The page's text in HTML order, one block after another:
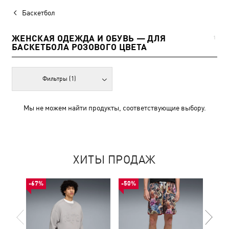
Баскетбол
ЖЕНСКАЯ ОДЕЖДА И ОБУВЬ — ДЛЯ
БАСКЕТБОЛА РОЗОВОГО ЦВЕТА
1
Фильтры (1)
Мы не можем найти продукты, соответствующие выбору.
ХИТЫ ПРОДАЖ
-67% -50%